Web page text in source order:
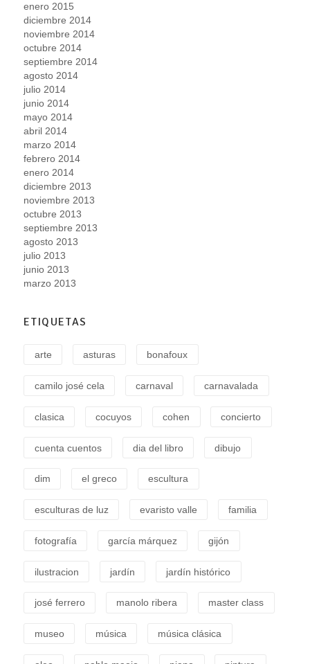
enero 2015
diciembre 2014
noviembre 2014
octubre 2014
septiembre 2014
agosto 2014
julio 2014
junio 2014
mayo 2014
abril 2014
marzo 2014
febrero 2014
enero 2014
diciembre 2013
noviembre 2013
octubre 2013
septiembre 2013
agosto 2013
julio 2013
junio 2013
marzo 2013
ETIQUETAS
arte asturas bonafoux
camilo josé cela carnaval carnavalada
clasica cocuyos cohen concierto
cuenta cuentos dia del libro dibujo
dim el greco escultura
esculturas de luz evaristo valle familia
fotografía garcía márquez gijón
ilustracion jardín jardín histórico
josé ferrero manolo ribera master class
museo música música clásica